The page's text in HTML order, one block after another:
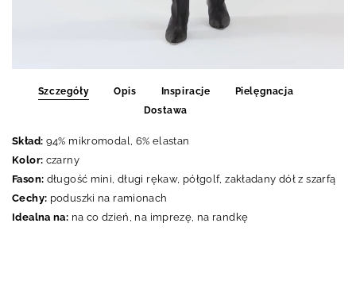
Szczegóły Opis Inspiracje
Pielęgnacja
Dostawa
Skład: 94% mikromodal, 6% elastan
Kolor: czarny
Fason: długość mini, długi rękaw, półgolf, zakładany dół z szarfą
Cechy: poduszki na ramionach
Idealna na: na co dzień, na imprezę, na randkę